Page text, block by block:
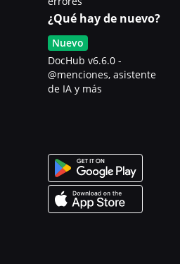
¿Qué hay de nuevo?
Nuevo
DocHub v6.6.0 -
@menciones, asistente
de IA y más